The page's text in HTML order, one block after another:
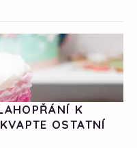
K
OSTATNÍ